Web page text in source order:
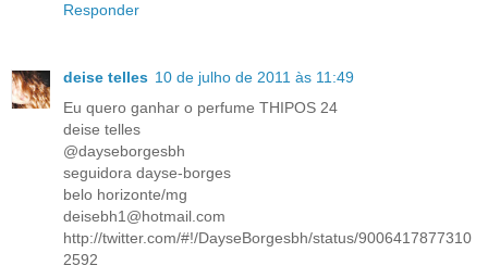
Responder
deise telles 10 de julho de 2011 às 11:49
Eu quero ganhar o perfume THIPOS 24
deise telles
@dayseborgesbh
seguidora dayse-borges
belo horizonte/mg
deisebh1@hotmail.com
http://twitter.com/#!/DayseBorgesbh/status/9006417877310
2592